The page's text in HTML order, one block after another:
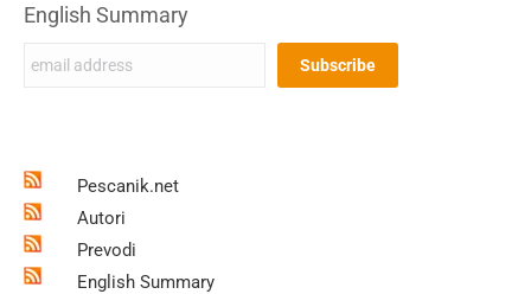
English Summary
Pescanik.net
Autori
Prevodi
English Summary